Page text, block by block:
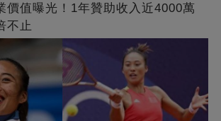
價值曝光！1年贊助收入近4000萬
不止